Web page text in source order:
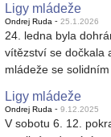
Ligy mládeže
Ondrej Ruda - 25.1.2026
24. ledna byla
vítězství se dočkala
mládeže se
Ligy mládeže
Ondrej Ruda - 9.12.2025
V sobotu 6. 12.